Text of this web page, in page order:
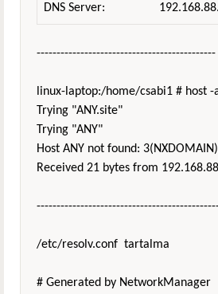
DNS Server:
---------------------------------------------
linux-laptop:/home/csabi1 # host -
Trying "ANY.site"
Trying "ANY"
Host ANY not found: 3(NXDOMAIN)
Received 21 bytes from
/etc/resolv.conf tartalma
# Generated by NetworkManager